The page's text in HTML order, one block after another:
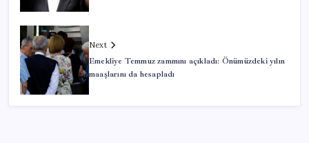
Next
Emekliye Temmuz zammını açıkladı: Önümüzdeki yılın
maaşlarını da hesapladı